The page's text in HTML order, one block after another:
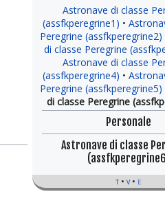
Astronave di classe
(assfkperegrine1)
Peregrine (assfkperegrine2)
di classe Peregrine
Astronave di classe
(assfkperegrine4)
Peregrine (assfkperegrine5)
di classe Peregrine
Personale
Astronave di classe
t v e